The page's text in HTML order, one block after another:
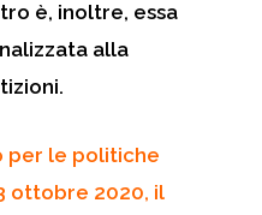
è, inoltre, essa
alla
per le politiche
ottobre 2020, il